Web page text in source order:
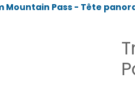
Mountain Pass - Tête